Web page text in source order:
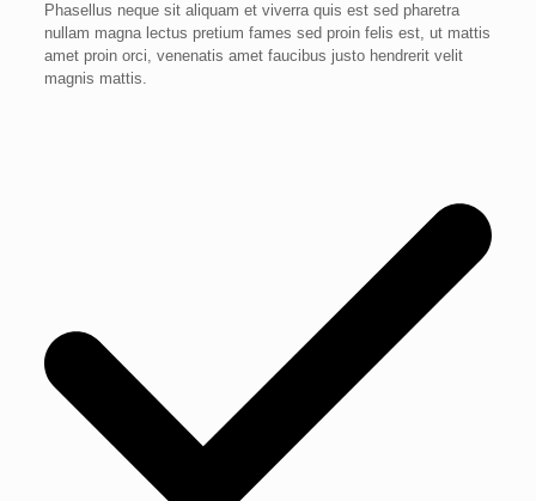
Phasellus neque sit aliquam et viverra quis est sed pharetra
nullam magna lectus pretium fames sed proin felis est, ut mattis
amet proin orci, venenatis amet faucibus justo hendrerit velit
magnis mattis.